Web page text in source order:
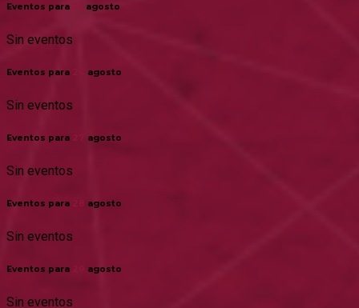
Eventos para agosto
Sin eventos
Eventos para agosto
Sin eventos
Eventos para agosto
Sin eventos
Eventos para agosto
Sin eventos
Eventos para agosto
Sin eventos